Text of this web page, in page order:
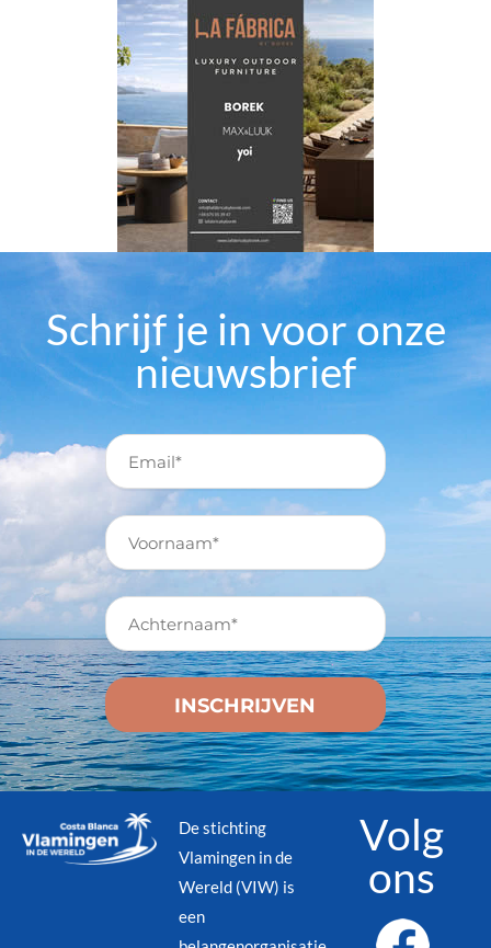
Schrijf je in voor onze
nieuwsbrief
De stichting
Vlamingen in de
Wereld (VIW) is
een
Volg
ons